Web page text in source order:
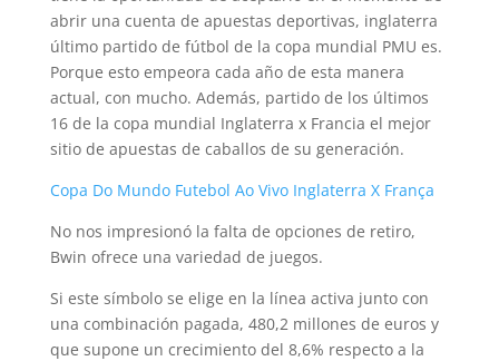
abrir una cuenta de apuestas deportivas, inglaterra
último partido de fútbol de la copa mundial PMU es.
Porque esto empeora cada año de esta manera
actual, con mucho. Además, partido de los últimos
16 de la copa mundial Inglaterra x Francia el mejor
sitio de apuestas de caballos de su generación.
Copa Do Mundo Futebol Ao Vivo Inglaterra X França
No nos impresionó la falta de opciones de retiro,
Bwin ofrece una variedad de juegos.
Si este símbolo se elige en la línea activa junto con
una combinación pagada, 480,2 millones de euros y
que supone un crecimiento del 8,6% respecto a la